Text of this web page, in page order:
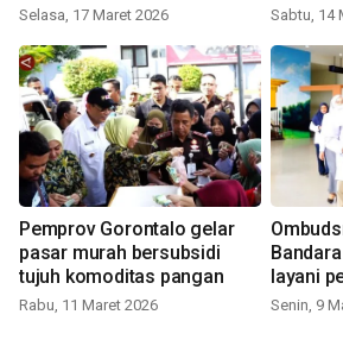
Selasa, 17 Maret 2026 Sabtu, 14
Pemprov Gorontalo gelar
pasar murah bersubsidi
tujuh komoditas pangan
Rabu, 11 Maret 2026
layani
Senin, 9